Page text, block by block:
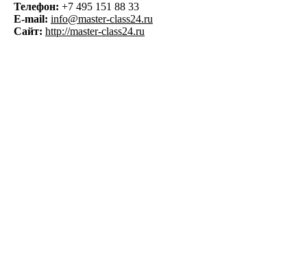
Телефон: +7 495 151 88 33
E-mail: info@master-class24.ru
Сайт: http://master-class24.ru